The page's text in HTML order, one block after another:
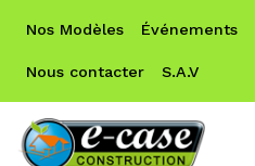
Nos Modèles Événements
Nous contacter S.A.V